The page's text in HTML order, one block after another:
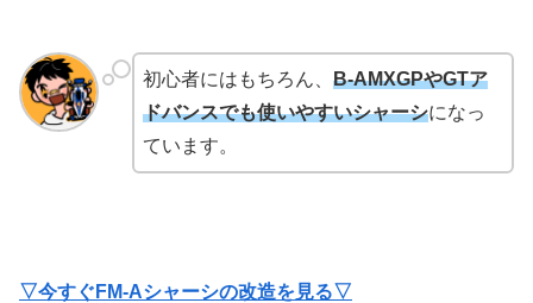
初心者にはもちろん、 B-AMXGPやGTア
ドバンスでも使いやすいシャーシになっ
ています。
▽今すぐFM-Aシャーシの改造を見る▽